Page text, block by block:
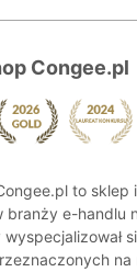
Congee.pl
to sklep
branży e-handlu
na